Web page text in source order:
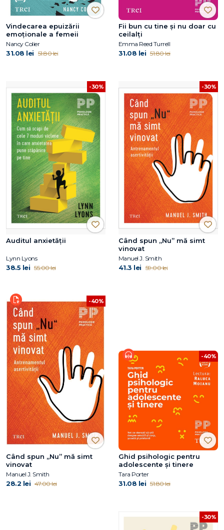
Vindecarea epuizării
emoționale a femeii
Nancy Colier
31.08 lei 51.80 lei
Fii bun cu tine și nu doar cu
ceilalți
Emma Reed Turrell
31.08 lei 51.80 lei
-30%
Auditul anxietății
Lynn Lyons
38.5 lei 55.00 lei
-30%
Când spun „Nu” mă simt
vinovat
Manuel J. Smith
41.3 lei 59.00 lei
-40%
Când spun „Nu” mă simt
vinovat
Manuel J. Smith
28.2 lei 47.00 lei
-40%
Ghid psihologic pentru
adolescente și tinere
Tara Porter
31.08 lei 51.80 lei
-30%